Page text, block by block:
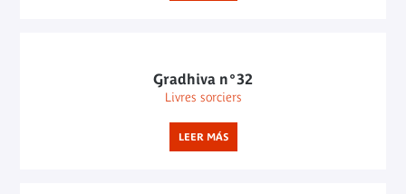
Gradhiva n°32
Livres sorciers
LEER MÁS